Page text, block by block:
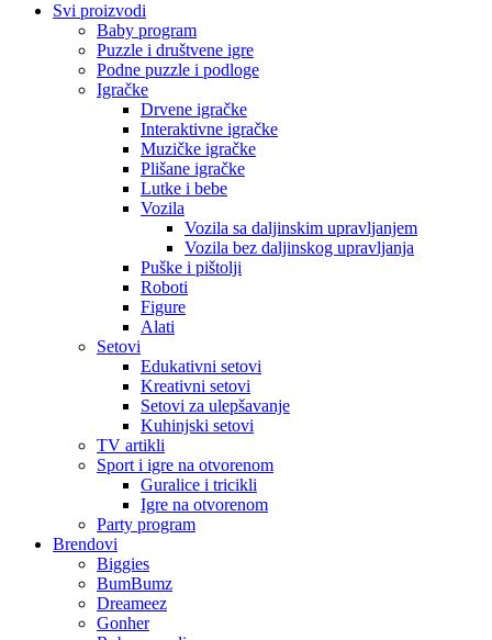
Svi proizvodi
Baby program
Puzzle i društvene igre
Podne puzzle i podloge
Igračke
Drvene igračke
Interaktivne igračke
Muzičke igračke
Plišane igračke
Lutke i bebe
Vozila
Vozila sa daljinskim upravljanjem
Vozila bez daljinskog upravljanja
Puške i pištolji
Roboti
Figure
Alati
Setovi
Edukativni setovi
Kreativni setovi
Setovi za ulepšavanje
Kuhinjski setovi
TV artikli
Sport i igre na otvorenom
Guralice i tricikli
Igre na otvorenom
Party program
Brendovi
Biggies
BumBumz
Dreameez
Gonher